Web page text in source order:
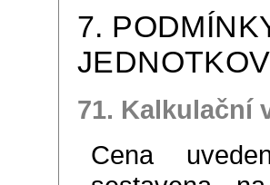
7.
71. Kalkulační
Cena